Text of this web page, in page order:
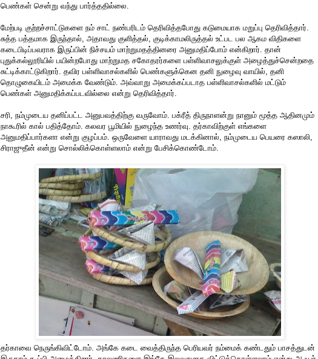
பெண்கள் சென்று வந்து பார்த்ததில்லை.
மேற்படி குற்றச்சாட்டுகளை நம் சாட் நண்பரிடம் தெரிவித்தபோது கடுமையாக மறுப்பு தெரிவித்தார்.
சுத்த பத்தமாக இருந்தால், அதாவது குளித்தல், குடிக்காமலிருத்தல் உட்பட பல ஆகம விதிகளை
கடைபிடிப்பவராக இருப்பின் நிச்சயம் மாற்றுமதத்தினரை அனுமதிப்போம் என்கிறார். தான்
புதுக்கல்லூரியில் பயின்றபோது மாற்றுமத சகோதரர்களை பள்ளிவாசலுக்குள் அழைத்துச்சென்றதை
சுட்டிக்காட்டுகிறார். தவிர பள்ளிவாசல்களில் பெண்களுக்கென தனி நுழைவு வாயில், தனி
தொழுகையிடம் அமைக்க வேண்டும். அவ்வாறு அமைக்கப்படாத பள்ளிவாசல்களில் மட்டும்
பெண்கள் அனுமதிக்கப்படவில்லை என்று தெரிவித்தார்.
சரி, நம்முடைய தனிப்பட்ட அனுபவத்திற்கு வருவோம். பக்ரீத் திருநாளன்று நானும் மூத்த ஆதினமும்
நாகூரில் கால் பதித்தோம். கலவர பூமியில் நுழைந்த உணர்வு. தர்காவிற்குள் எங்களை
அனுமதிப்பார்களா என்று குழப்பம். ஒருவேளை யாராவது மடக்கினால், நம்முடைய பெயரை கஸாலி,
சிராஜுதீன் என்று சொல்லிக்கொள்ளலாம் என்று பேசிக்கொண்டோம்.
தர்காவை நெருங்கிவிட்டோம். அங்கே கடை வைத்திருந்த பெரியவர் நம்மைக் கண்டதும் பாசத்துடன்